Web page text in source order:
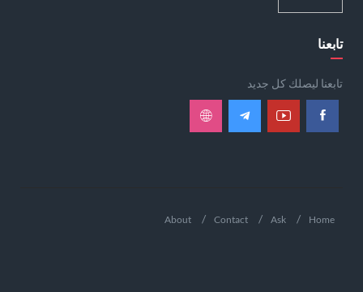
تابعنا
تابعنا ليصلك كل جديد
Home
Ask
Contact
About